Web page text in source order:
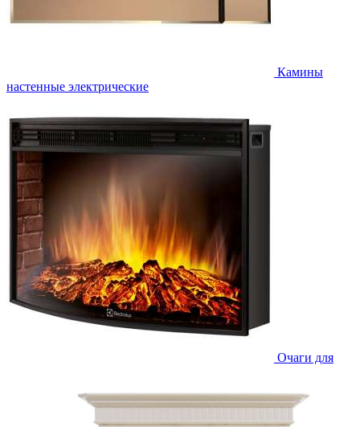
Камины
настенные электрические
Очаги для